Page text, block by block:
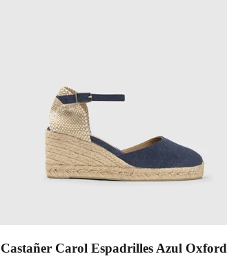
Castañer Carol Espadrilles Azul Oxford